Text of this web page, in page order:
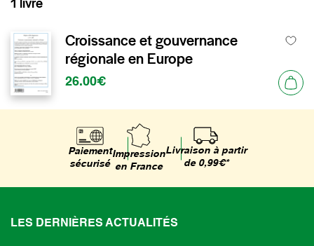
Croissance et gouvernance
régionale en Europe
26.00€
Paiement
sécurisé
Impression
en France
Livraison à partir
de 0,99€*
LES DERNIÈRES ACTUALITÉS